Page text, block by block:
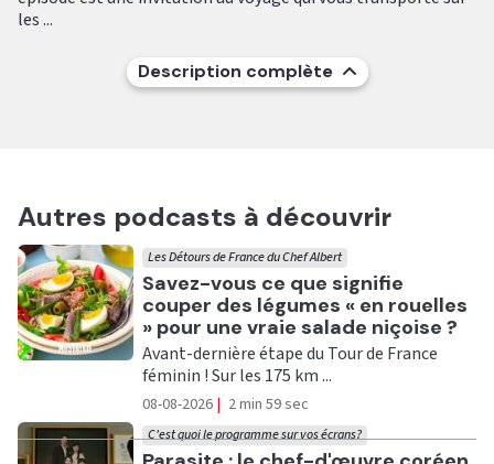
les ...
Description complète
Autres podcasts à découvrir
Ecouter
Savez-vous ce que signifie
couper des légumes « en rouelles
» pour une vraie salade niçoise ?
Les Détours de France du Chef Albert
Avant-dernière étape du Tour de France
féminin ! Sur les 175 km ...
08-08-2026 | 2 min 59 sec
C'est quoi le programme sur vos écrans?